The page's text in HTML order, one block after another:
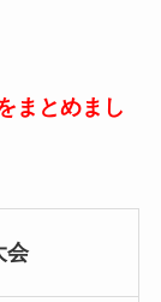
まとめまし
会